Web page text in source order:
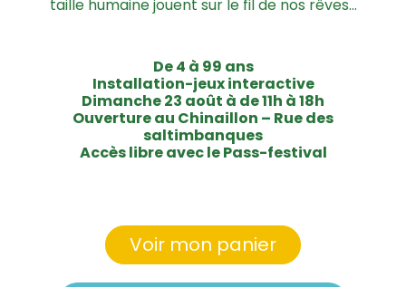
taille humaine jouent sur le fil de nos rêves…
De 4 à 99 ans
Installation-jeux interactive
Dimanche 23 août à de 11h à 18h
Ouverture au Chinaillon – Rue des
saltimbanques
Accès libre avec le Pass-festival
Voir mon panier